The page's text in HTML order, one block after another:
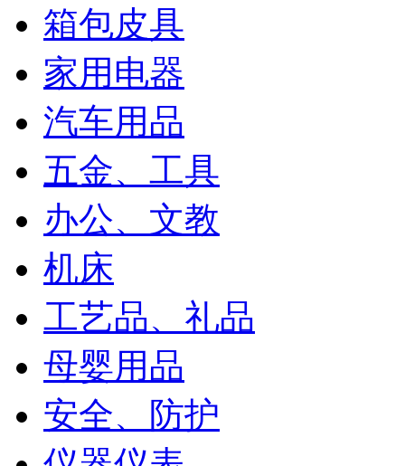
箱包皮具
家用电器
汽车用品
五金、工具
办公、文教
机床
工艺品、礼品
母婴用品
安全、防护